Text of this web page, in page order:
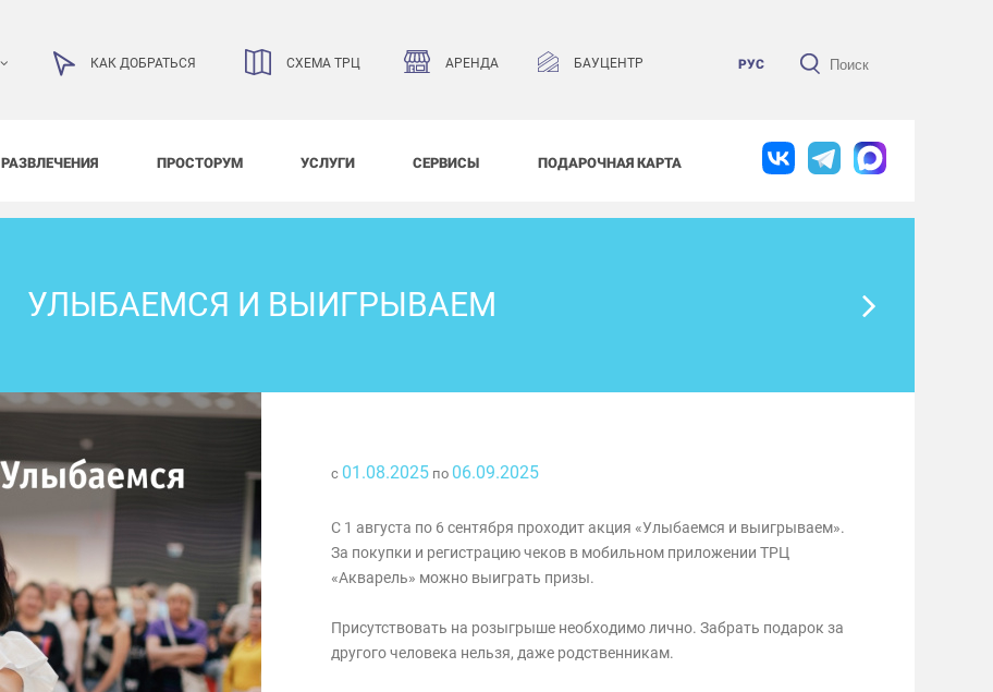
КАК ДОБРАТЬСЯ СХЕМА ТРЦ АРЕНДА БАУЦЕНТР РУС
РАЗВЛЕЧЕНИЯ ПРОСТОРУМ УСЛУГИ СЕРВИСЫ ПОДАРОЧНАЯ КАРТА
УЛЫБАЕМСЯ И ВЫИГРЫВАЕМ
с 01.08.2025 по 06.09.2025
С 1 августа по 6 сентября проходит акция «Улыбаемся и выигрываем».
За покупки и регистрацию чеков в мобильном приложении ТРЦ
«Акварель» можно выиграть призы.
Присутствовать на розыгрыше необходимо лично. Забрать подарок за
другого человека нельзя, даже родственникам.